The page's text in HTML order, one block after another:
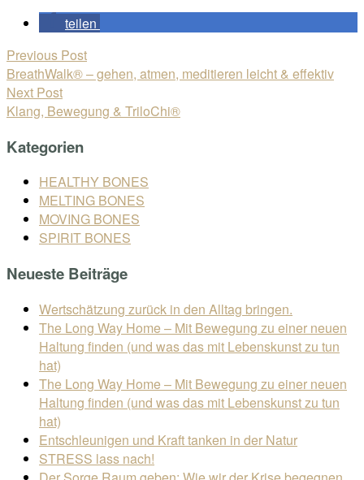
teilen
Beitragsnavigation
Previous Post
BreathWalk® – gehen, atmen, meditieren leicht & effektiv
Next Post
Klang, Bewegung & TriloChi®
Kategorien
HEALTHY BONES
MELTING BONES
MOVING BONES
SPIRIT BONES
Neueste Beiträge
Wertschätzung zurück in den Alltag bringen.
The Long Way Home – Mit Bewegung zu einer neuen
Haltung finden (und was das mit Lebenskunst zu tun
hat)
The Long Way Home – Mit Bewegung zu einer neuen
Haltung finden (und was das mit Lebenskunst zu tun
hat)
Entschleunigen und Kraft tanken in der Natur
STRESS lass nach!